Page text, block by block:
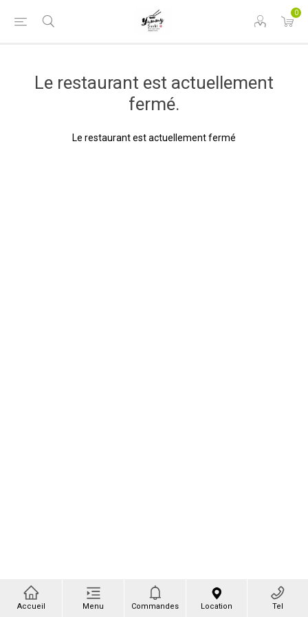
0
Le restaurant est actuellement
fermé.
Le restaurant est actuellement fermé
Accueil Menu Commandes Location Tel